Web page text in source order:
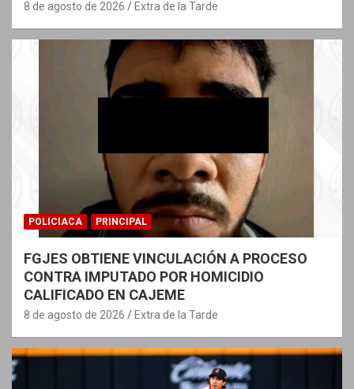
8 de agosto de 2026 Extra de la Tarde
POLICIACA PRINCIPAL
FGJES OBTIENE VINCULACIÓN A PROCESO
CONTRA IMPUTADO POR HOMICIDIO
CALIFICADO EN CAJEME
8 de agosto de 2026 Extra de la Tarde